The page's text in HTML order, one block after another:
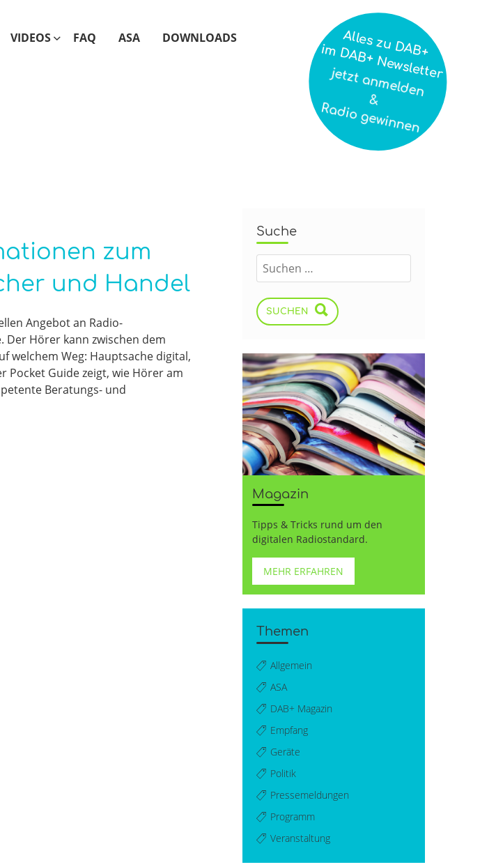
VIDEOS FAQ ASA DOWNLOADS
zum
und Handel
Angebot an Radio-
Der Hörer kann zwischen dem
welchem Weg: Hauptsache digital,
Pocket Guide zeigt, wie Hörer am
Beratungs- und
Suche
SUCHEN
Magazin
Tipps & Tricks rund um den
digitalen Radiostandard.
MEHR ERFAHREN
Themen
Allgemein
ASA
DAB+ Magazin
Empfang
Geräte
Politik
Pressemeldungen
Programm
Veranstaltung
Alles zu DAB+
im DAB+ Newsletter
jetzt anmelden
&
Radio gewinnen